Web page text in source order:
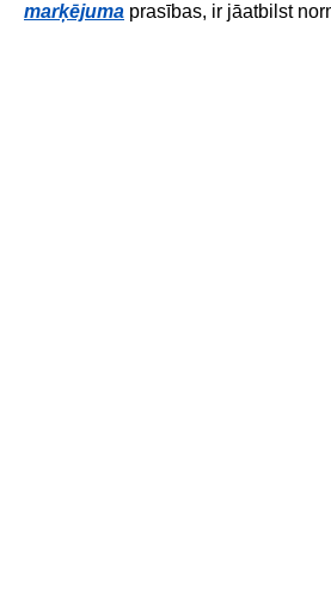
marķējuma prasības, ir jāatbilst